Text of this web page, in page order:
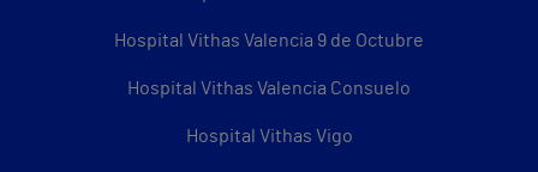
Hospital Vithas Valencia 9 de Octubre
Hospital Vithas Valencia Consuelo
Hospital Vithas Vigo